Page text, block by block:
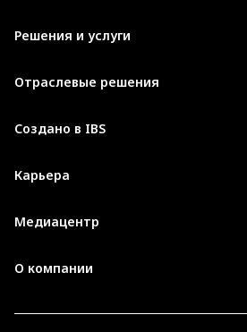
Решения и услуги
Отраслевые решения
Создано в IBS
Карьера
Медиацентр
О компании